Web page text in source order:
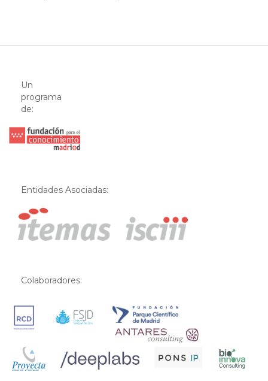
Un
programa
de:
Entidades Asociadas:
Colaboradores: